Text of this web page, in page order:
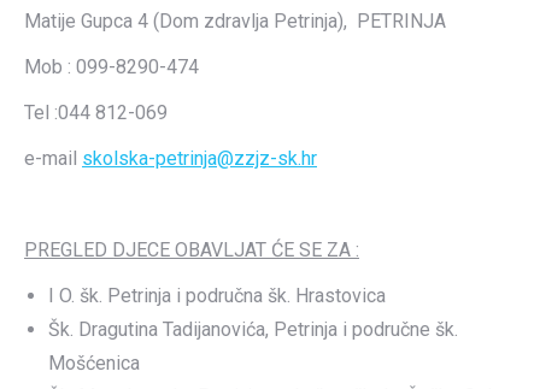
Matije Gupca 4 (Dom zdravlja Petrinja), PETRINJA
Mob : 099-8290-474
Tel :044 812-069
e-mail skolska-petrinja@zzjz-sk.hr
PREGLED DJECE OBAVLJAT ĆE SE ZA :
I O. šk. Petrinja i područna šk. Hrastovica
Šk. Dragutina Tadijanovića, Petrinja i područne šk.
Mošćenica